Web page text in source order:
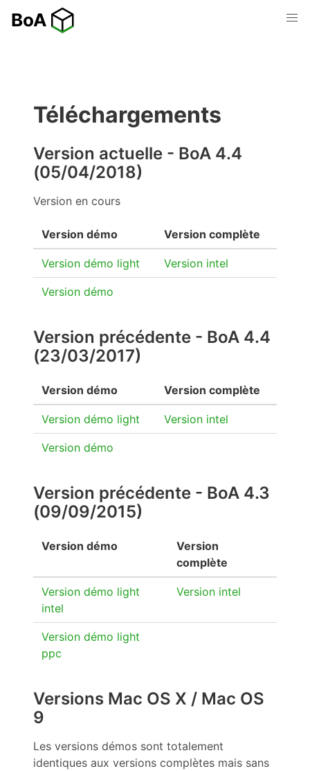
Téléchargements
Version actuelle - BoA 4.4
(05/04/2018)
Version en cours
Version démo Version complète
Version démo light Version intel
Version démo
Version précédente - BoA 4.4
(23/03/2017)
Version démo Version complète
Version démo light Version intel
Version démo
Version précédente - BoA 4.3
(09/09/2015)
Version démo
Version
complète
Version démo light
intel
Version intel
Version démo light
ppc
Versions Mac OS X / Mac OS
9
Les versions démos sont totalement
identiques aux versions complètes mais sans